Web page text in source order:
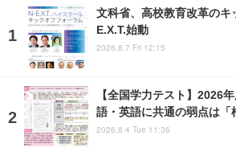
文科省、高校教育改革の
E.X.T.始動
2026.8.7 Fri 12:15
【全国学力テスト】2026
語・英語に共通の弱点は「
2026.8.4 Tue 11:36